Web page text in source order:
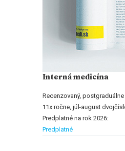
Interná medicína
Recenzovaný,
11x ročne, júl-august
Predplatné na rok 2026:
Predplatné